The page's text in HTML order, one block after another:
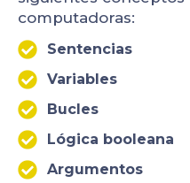
computadoras:
Sentencias
Variables
Bucles
Lógica booleana
Argumentos